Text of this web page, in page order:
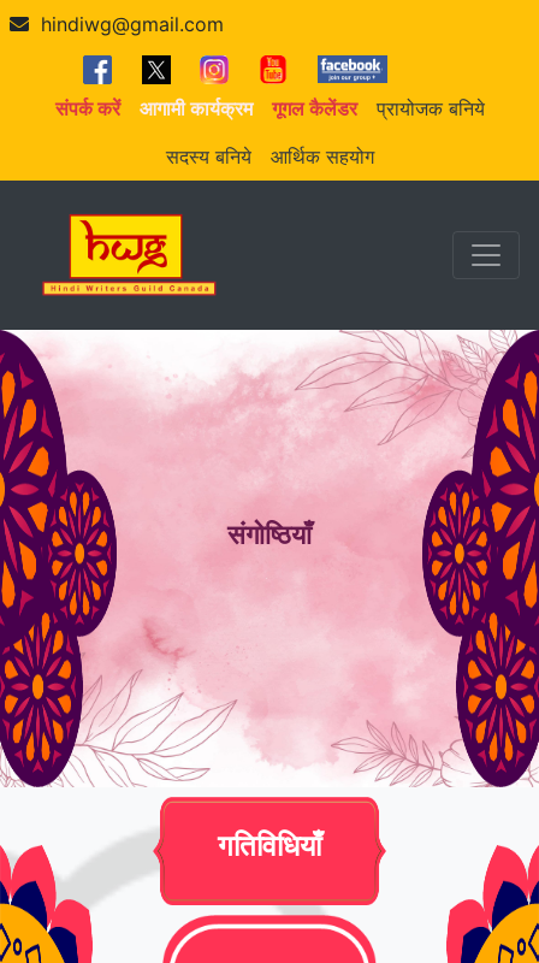
hindiwg@gmail.com
संपर्क करें आगामी कार्यक्रम गूगल कैलेंडर
प्रायोजक बनिये
सदस्य बनिये
आर्थिक सहयोग
संगोष्ठियाँ
गतिविधियाँ